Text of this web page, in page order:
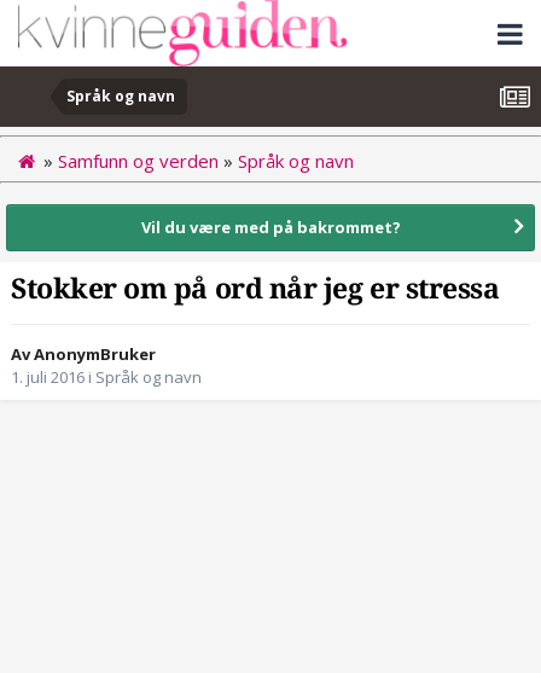
Språk og navn
» Samfunn og verden » Språk og navn
Vil du være med på bakrommet?
Stokker om på ord når jeg er stressa
Av AnonymBruker
1. juli 2016 i Språk og navn